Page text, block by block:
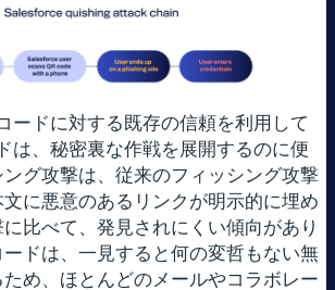
ードに対する既存の信頼を利用して
は、秘密裏な作戦を展開するのに便
グ攻撃は、従来のフィッシング攻撃
に悪意のあるリンクが明示的に埋め
比べて、発見されにくい傾向があり
ードは、一見すると何の変哲もない無
め、ほとんどのメールやコラボレー